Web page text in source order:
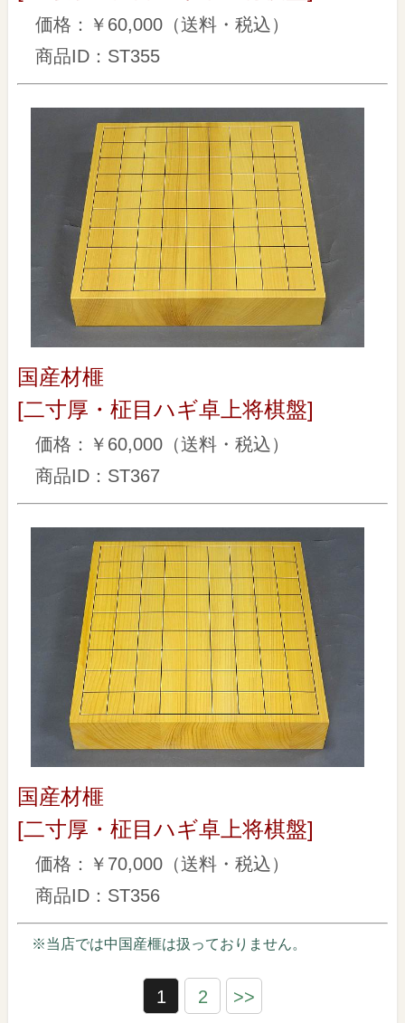
価格：￥60,000（送料・税込）
商品ID：ST355
国産材榧
[二寸厚・柾目ハギ卓上将棋盤]
価格：￥60,000（送料・税込）
商品ID：ST367
国産材榧
[二寸厚・柾目ハギ卓上将棋盤]
価格：￥70,000（送料・税込）
商品ID：ST356
※当店では中国産榧は扱っておりません。
1 2 >>